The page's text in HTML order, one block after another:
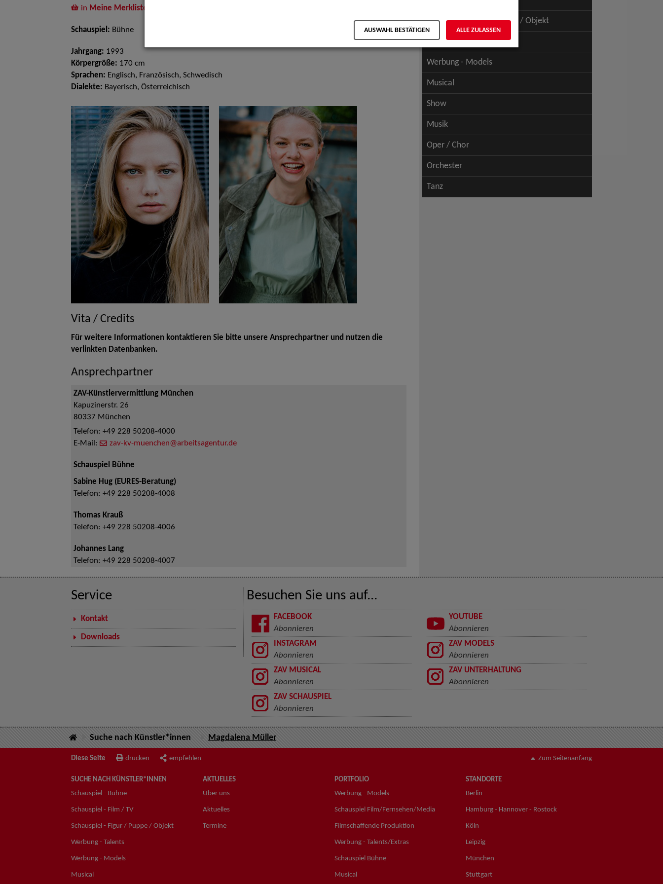
in Meine Merkliste
Schauspiel: Bühne
Jahrgang: 1993
Körpergröße: 170 cm
Sprachen: Englisch, Französisch, Schwedisch
Dialekte: Bayerisch, Österreichisch
Vita / Credits
Für weitere Informationen kontaktieren Sie bitte unsere Ansprechpartner und nutzen die
verlinkten Datenbanken.
Ansprechpartner
ZAV-Künstlervermittlung München
Kapuzinerstr. 26
80337 München
Telefon: +49 228 50208-4000
E-Mail:
zav-kv-muenchen@arbeitsagentur.de
Schauspiel Bühne
Sabine Hug (EURES-Beratung)
Telefon: +49 228 50208-4008
Thomas Krauß
Telefon: +49 228 50208-4006
Johannes Lang
Telefon: +49 228 50208-4007
Schauspiel - Figur / Puppe / Objekt
Werbung - Talents
Werbung - Models
Musical
Show
Musik
Oper / Chor
Orchester
Tanz
Service
Kontakt
Downloads
Besuchen Sie uns auf...
FACEBOOK
Abonnieren
YOUTUBE
Abonnieren
INSTAGRAM
Abonnieren
ZAV MODELS
Abonnieren
ZAV MUSICAL
Abonnieren
ZAV UNTERHALTUNG
Abonnieren
ZAV SCHAUSPIEL
Abonnieren
Suche nach Künstler*innen Magdalena Müller
Diese Seite drucken empfehlen Zum Seitenanfang
SUCHE NACH KÜNSTLER*INNEN
Schauspiel - Bühne
Schauspiel - Film / TV
Schauspiel - Figur / Puppe / Objekt
Werbung - Talents
Werbung - Models
Musical
AKTUELLES
Über uns
Aktuelles
Termine
PORTFOLIO
Werbung - Models
Schauspiel Film/Fernsehen/Media
Filmschaffende Produktion
Werbung - Talents/Extras
Schauspiel Bühne
Musical
STANDORTE
Berlin
Hamburg - Hannover - Rostock
Köln
Leipzig
München
Stuttgart
AUSWAHL BESTÄTIGEN ALLE ZULASSEN